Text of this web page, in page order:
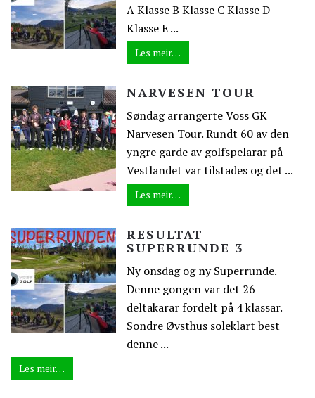
A Klasse B Klasse C Klasse D
Klasse E ...
Les meir…
NARVESEN TOUR
Søndag arrangerte Voss GK
Narvesen Tour. Rundt 60 av den
yngre garde av golfspelarar på
Vestlandet var tilstades og det ...
Les meir…
RESULTAT
SUPERRUNDE 3
Ny onsdag og ny Superrunde.
Denne gongen var det 26
deltakarar fordelt på 4 klassar.
Sondre Øvsthus soleklart best
denne ...
Les meir…